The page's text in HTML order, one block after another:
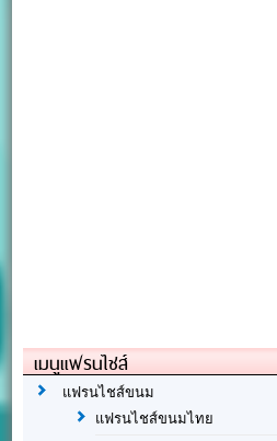
เมนูแฟรนไชส์
แฟรนไชส์ขนม
แฟรนไชส์ขนมไทย